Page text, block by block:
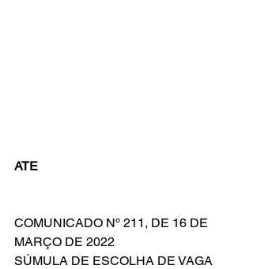
ATE
COMUNICADO Nº 211, DE 16 DE
MARÇO DE 2022
SÚMULA DE ESCOLHA DE VAGA